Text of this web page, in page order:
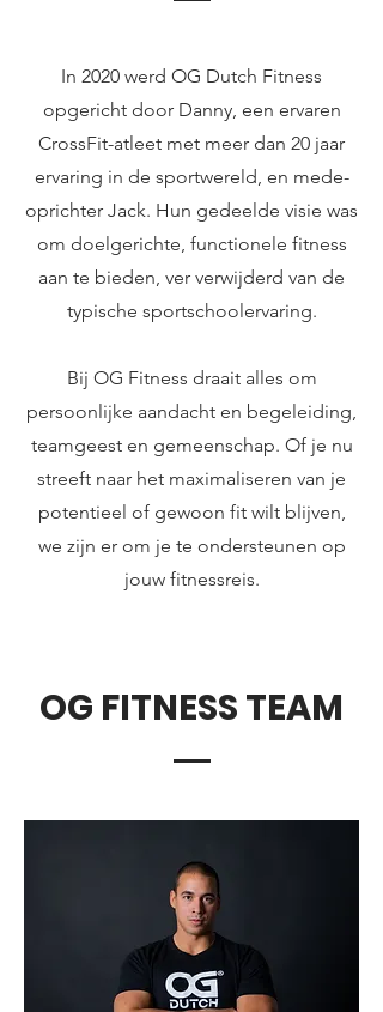
In 2020 werd OG Dutch Fitness
opgericht door Danny, een ervaren
CrossFit-atleet met meer dan 20 jaar
ervaring in de sportwereld, en mede-
oprichter Jack. Hun gedeelde visie was
om doelgerichte, functionele fitness
aan te bieden, ver verwijderd van de
typische sportschoolervaring.
Bij OG Fitness draait alles om
persoonlijke aandacht en begeleiding,
teamgeest en gemeenschap. Of je nu
streeft naar het maximaliseren van je
potentieel of gewoon fit wilt blijven,
we zijn er om je te ondersteunen op
jouw fitnessreis.
OG FITNESS TEAM